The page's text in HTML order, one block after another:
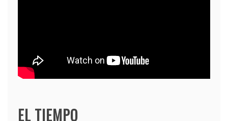
EL TIEMPO